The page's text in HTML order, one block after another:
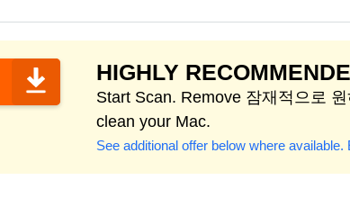
HIGHLY
Start Scan. Remove 잠재적으로
clean your Mac.
See additional offer below where available.